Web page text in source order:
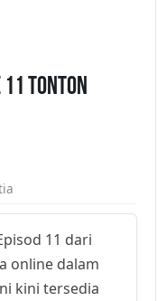
11 Tonton
11 dari
online dalam
kini tersedia